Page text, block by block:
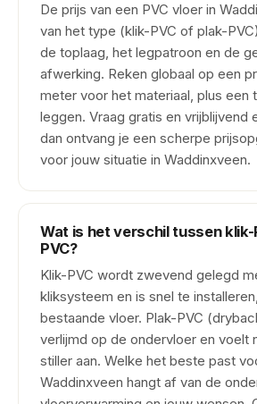
De prijs van een PVC vloer in
van het type (klik-PVC of plak-
de toplaag, het legpatroon en de
afwerking. Reken globaal op een
meter voor het materiaal, plus een
leggen. Vraag gratis en vrijblijvend
dan ontvang je een scherpe
voor jouw situatie in Waddinxveen.
Wat is het verschil tussen klik-
PVC?
Klik-PVC wordt zwevend gelegd
kliksysteem en is snel te
bestaande vloer. Plak-PVC
verlijmd op de ondervloer en voelt
stiller aan. Welke het beste past
Waddinxveen hangt af van de